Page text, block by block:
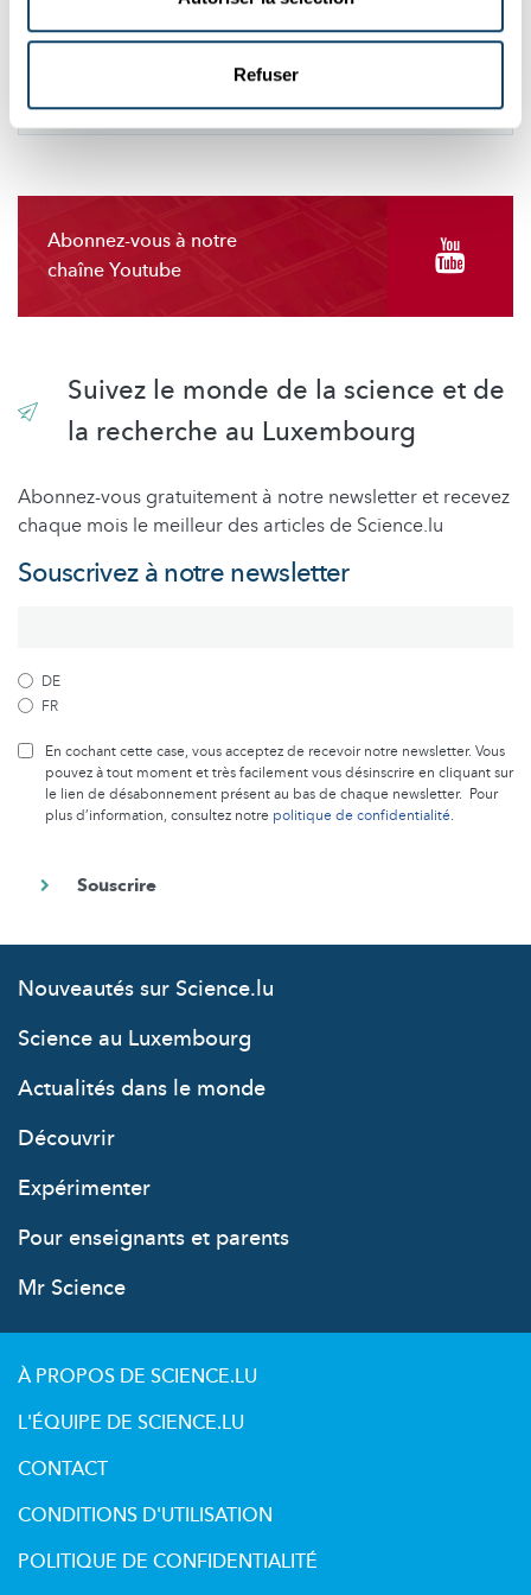
Refuser
CHANGER MES PRÉFÉRENCES
Abonnez-vous à notre
chaîne Youtube
Suivez le monde de la science et de
la recherche au Luxembourg
Abonnez-vous gratuitement à notre newsletter et recevez
chaque mois le meilleur des articles de Science.lu
Souscrivez à notre newsletter
DE
FR
En cochant cette case, vous acceptez de recevoir notre newsletter. Vous
pouvez à tout moment et très facilement vous désinscrire en cliquant sur
le lien de désabonnement présent au bas de chaque newsletter. Pour
plus d’information, consultez notre politique de confidentialité.
Nouveautés sur Science.lu
Science au Luxembourg
Actualités dans le monde
Découvrir
Expérimenter
Pour enseignants et parents
Mr Science
À PROPOS DE SCIENCE.LU
L'ÉQUIPE DE SCIENCE.LU
CONTACT
CONDITIONS D'UTILISATION
POLITIQUE DE CONFIDENTIALITÉ